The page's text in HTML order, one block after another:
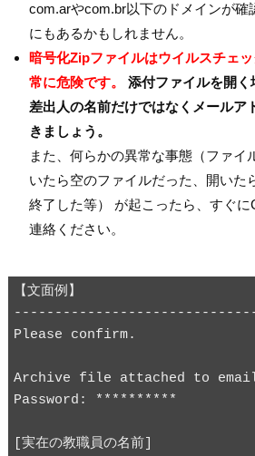
com.arやcom.br以下のドメインが確
にもあるかもしれません。
暗号化Zipファイルはウイルスチェ
常に危険です。
添付ファイルを開
差出人の名前だけではなくメールア
きましょう。
また、何らかの異常な事態（ファイ
いたら空のファイルだった、開いた
終了した等） が起こったら、すぐ
連絡ください。
【文面例】
Please confirm.
Archive file attached to
Password: **********
[実在の教職員の名前]